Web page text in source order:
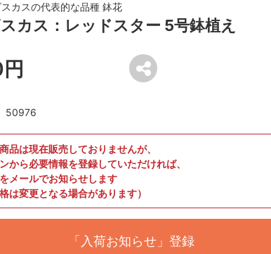
カスの代表的な品種 鉢花
カス：レッドスター 5号鉢植え
50976
品は現在販売しておりませんが、
から必要情報を登録していただければ、
メールでお知らせします
格は変更となる場合があります）
「入荷お知らせ」登録